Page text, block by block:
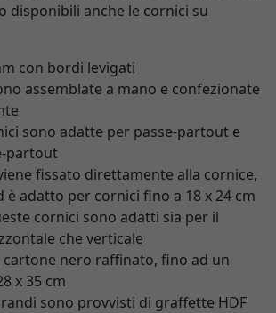
disponibili anche le cornici su
con bordi levigati
assemblate a mano e confezionate
sono adatte per passe-partout e
partout
fissato direttamente alla cornice,
è adatto per cornici fino a 18 x 24 cm
cornici sono adatti sia per il
che verticale
nero raffinato, fino ad un
x 35 cm
sono provvisti di graffette HDF